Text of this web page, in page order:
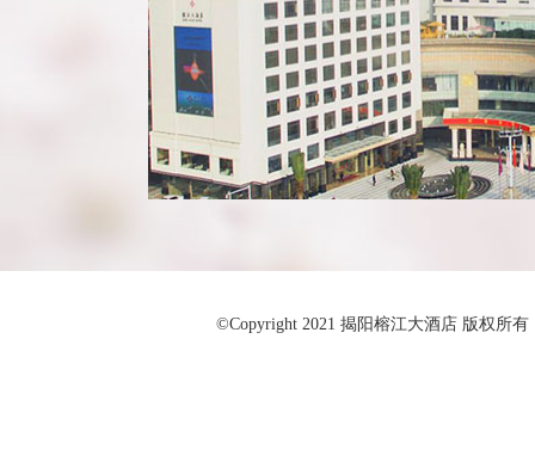
©Copyright 2021 揭阳榕江大酒店 版权